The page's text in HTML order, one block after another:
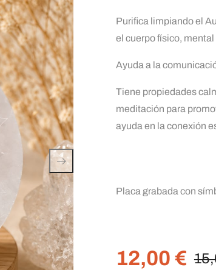
Purifica limpiando el
el cuerpo físico,
Ayuda a la
Tiene propiedades
meditación para
ayuda en la conexión
Placa grabada con
12,00 €